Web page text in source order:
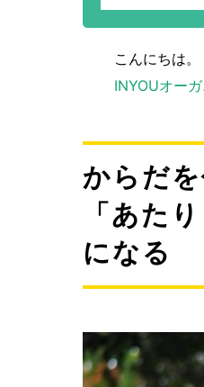
こんにちは。
INYOUオー
からだを
「あた
になる